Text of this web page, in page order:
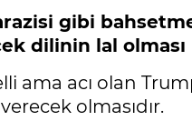
gibi
dilinin lal
ama acı olan
olmasıdır.